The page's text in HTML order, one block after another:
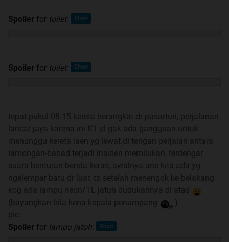
Spoiler for toilet:
Spoiler for toilet:
tepat pukul 08.15 kereta berangkat dr pasarturi, perjalanan
lancar jaya karena ini K1 jd gak ada gangguan untuk
menunggu kereta laen yg lewat.di tengan perjalan antara
lamongan-babad terjadi insiden memilukan, terdengar
suara benturan benda keras, awalnya ane kita ada yg
ngelempar batu dr luar. tp setelah menengok ke belakang
kog ada lampu neon/TL jatuh dudukannya di atas
(bayangkan bila kena kepala penumpang
)
pic:
Spoiler for lampu jatoh: